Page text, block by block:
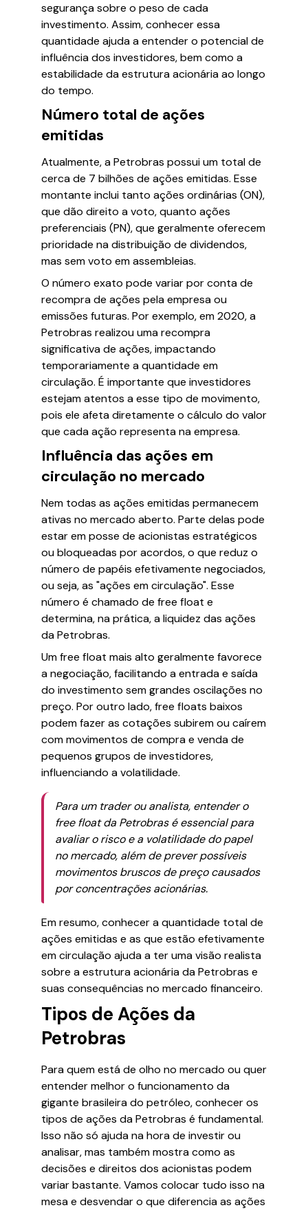
segurança sobre o peso de cada
investimento. Assim, conhecer essa
quantidade ajuda a entender o potencial de
influência dos investidores, bem como a
estabilidade da estrutura acionária ao longo
do tempo.
Número total de ações
emitidas
Atualmente, a Petrobras possui um total de
cerca de 7 bilhões de ações emitidas. Esse
montante inclui tanto ações ordinárias (ON),
que dão direito a voto, quanto ações
preferenciais (PN), que geralmente oferecem
prioridade na distribuição de dividendos,
mas sem voto em assembleias.
O número exato pode variar por conta de
recompra de ações pela empresa ou
emissões futuras. Por exemplo, em 2020, a
Petrobras realizou uma recompra
significativa de ações, impactando
temporariamente a quantidade em
circulação. É importante que investidores
estejam atentos a esse tipo de movimento,
pois ele afeta diretamente o cálculo do valor
que cada ação representa na empresa.
Influência das ações em
circulação no mercado
Nem todas as ações emitidas permanecem
ativas no mercado aberto. Parte delas pode
estar em posse de acionistas estratégicos
ou bloqueadas por acordos, o que reduz o
número de papéis efetivamente negociados,
ou seja, as "ações em circulação". Esse
número é chamado de free float e
determina, na prática, a liquidez das ações
da Petrobras.
Um free float mais alto geralmente favorece
a negociação, facilitando a entrada e saída
do investimento sem grandes oscilações no
preço. Por outro lado, free floats baixos
podem fazer as cotações subirem ou caírem
com movimentos de compra e venda de
pequenos grupos de investidores,
influenciando a volatilidade.
Para um trader ou analista, entender o
free float da Petrobras é essencial para
avaliar o risco e a volatilidade do papel
no mercado, além de prever possíveis
movimentos bruscos de preço causados
por concentrações acionárias.
Em resumo, conhecer a quantidade total de
ações emitidas e as que estão efetivamente
em circulação ajuda a ter uma visão realista
sobre a estrutura acionária da Petrobras e
suas consequências no mercado financeiro.
Tipos de Ações da
Petrobras
Para quem está de olho no mercado ou quer
entender melhor o funcionamento da
gigante brasileira do petróleo, conhecer os
tipos de ações da Petrobras é fundamental.
Isso não só ajuda na hora de investir ou
analisar, mas também mostra como as
decisões e direitos dos acionistas podem
variar bastante. Vamos colocar tudo isso na
mesa e desvendar o que diferencia as ações